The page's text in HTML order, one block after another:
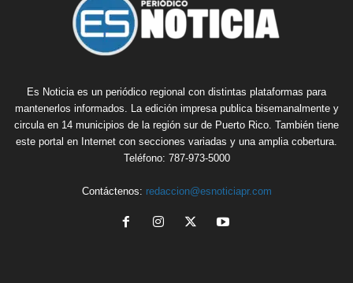
Es Noticia es un periódico regional con distintas plataformas para
mantenerlos informados. La edición impresa publica bisemanalmente y
circula en 14 municipios de la región sur de Puerto Rico. También tiene
este portal en Internet con secciones variadas y una amplia cobertura.
Teléfono: 787-973-5000
Contáctenos: redaccion@esnoticiapr.com